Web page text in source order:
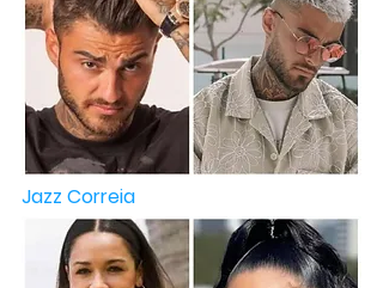
Jazz Correia